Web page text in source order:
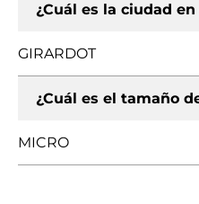
¿Cuál es la ciudad
GIRARDOT
¿Cuál es el tamaño
MICRO